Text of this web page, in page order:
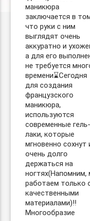
маникюра
заключается в
что руки с ним
выглядят очень
аккуратно и
а для его
не требуется
времени⌛️Сегодня
для создания
французского
маникюра,
используются
современные гель-
лаки, которые
мгновенно сохнут
очень долго
держаться на
ногтях(Напомним,
работаем только
качественными
материалами)‼️
Многообразие